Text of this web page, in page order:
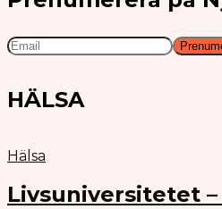
HÄLSA
Hälsa
Livsuniversitetet